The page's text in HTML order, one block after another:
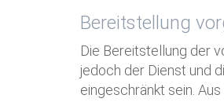
Bereitstellung
Die Bereitstellung der
jedoch der Dienst und
eingeschränkt sein.